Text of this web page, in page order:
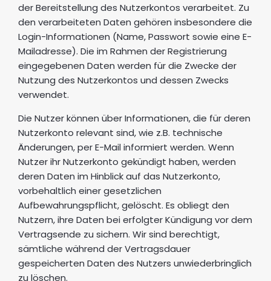
der Bereitstellung des Nutzerkontos verarbeitet. Zu
den verarbeiteten Daten gehören insbesondere die
Login-Informationen (Name, Passwort sowie eine E-
Mailadresse). Die im Rahmen der Registrierung
eingegebenen Daten werden für die Zwecke der
Nutzung des Nutzerkontos und dessen Zwecks
verwendet.
Die Nutzer können über Informationen, die für deren
Nutzerkonto relevant sind, wie z.B. technische
Änderungen, per E-Mail informiert werden. Wenn
Nutzer ihr Nutzerkonto gekündigt haben, werden
deren Daten im Hinblick auf das Nutzerkonto,
vorbehaltlich einer gesetzlichen
Aufbewahrungspflicht, gelöscht. Es obliegt den
Nutzern, ihre Daten bei erfolgter Kündigung vor dem
Vertragsende zu sichern. Wir sind berechtigt,
sämtliche während der Vertragsdauer
gespeicherten Daten des Nutzers unwiederbringlich
zu löschen.